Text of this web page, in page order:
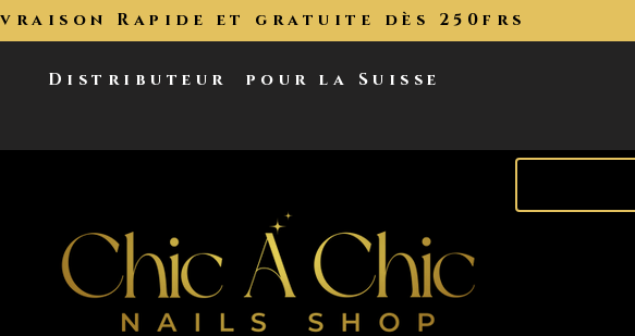
Distributeur pour la Suisse
Rapide et gratuite dès 250frs